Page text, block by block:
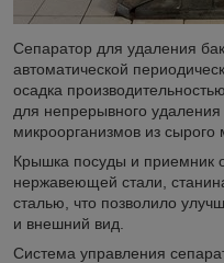
Сепаратор для удаления
автоматической
осадка
для непрерывного
микроорганизмов из сырого
Крышка посуды и приемник
нержавеющей стали,
сталью, что позволило
и внешний вид.
Система управления